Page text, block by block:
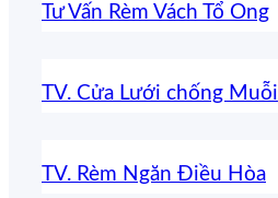
Tư Vấn Rèm Vách Tổ Ong
TV. Cửa Lưới chống Muỗi
TV. Rèm Ngăn Điều Hòa